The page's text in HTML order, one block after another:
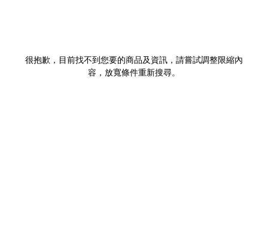
很抱歉，目前找不到您要的商品及資訊，請嘗試調整限縮內
容，放寬條件重新搜尋。